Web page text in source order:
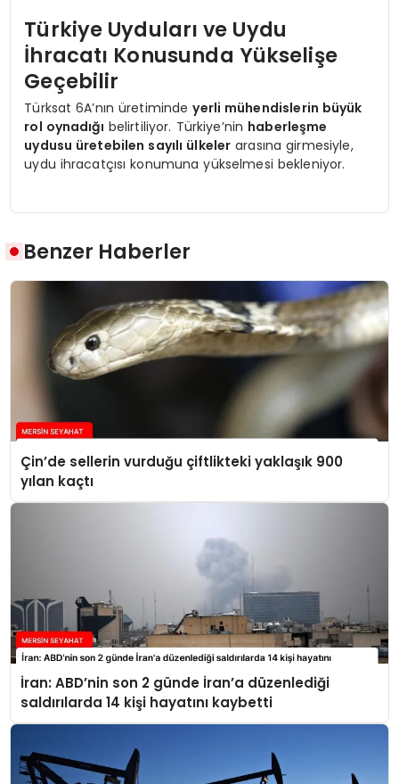
Türkiye Uyduları ve Uydu
İhracatı Konusunda Yükselişe
Geçebilir
Türksat 6A’nın üretimindeyerli mühendislerin büyük
rol oynadığı belirtiliyor. Türkiye’nin haberleşme
uydusu üretebilen sayılı ülkeler arasına girmesiyle,
uydu ihracatçısı konumuna yükselmesi bekleniyor.
Benzer Haberler
Çin’de sellerin vurduğu çiftlikteki yaklaşık 900
yılan kaçtı
İran: ABD’nin son 2 günde İran’a düzenlediği
saldırılarda 14 kişi hayatını kaybetti